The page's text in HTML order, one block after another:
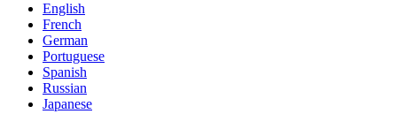
English
French
German
Portuguese
Spanish
Russian
Japanese